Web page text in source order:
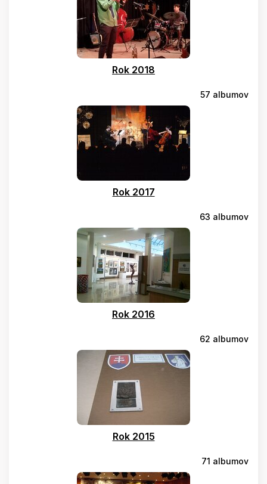
Rok 2018
57 albumov
Rok 2017
63 albumov
Rok 2016
62 albumov
Rok 2015
71 albumov